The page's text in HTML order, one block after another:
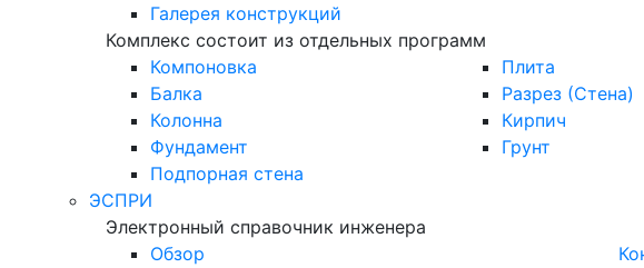
Галерея конструкций
Комплекс состоит из отдельных программ
Компоновка
Балка
Колонна
Фундамент
Подпорная стена
Плита
Разрез (Стена)
Кирпич
Грунт
ЭСПРИ
Электронный справочник инженера
Обзор